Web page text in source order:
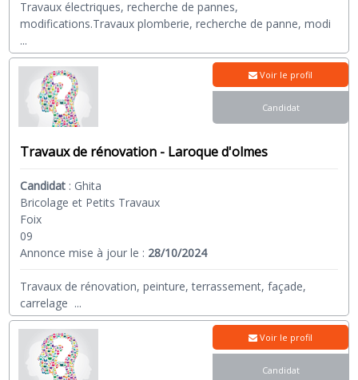
Travaux électriques, recherche de pannes,
modifications.Travaux plomberie, recherche de panne, modi
...
Travaux de rénovation - Laroque d'olmes
Candidat : Ghita
Bricolage et Petits Travaux
Foix
09
Annonce mise à jour le : 28/10/2024
Travaux de rénovation, peinture, terrassement, façade,
carrelage ...
Voir le profil
Candidat
Voir le profil
Candidat